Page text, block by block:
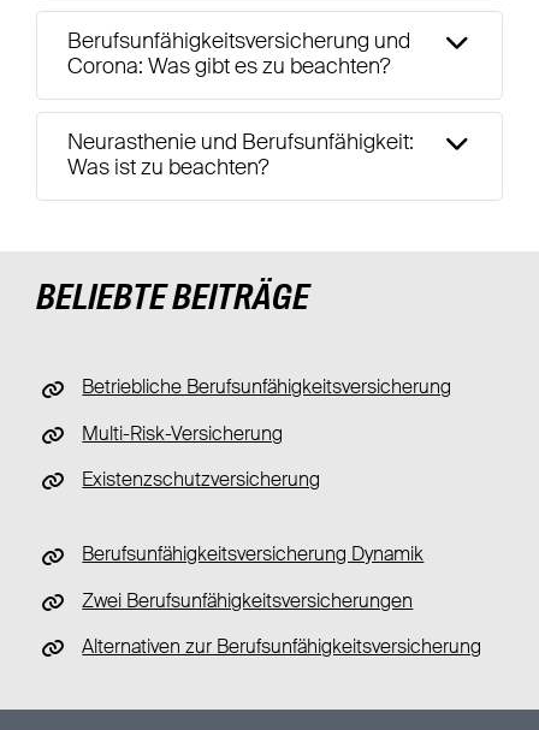
Berufsunfähigkeitsversicherung und
Corona: Was gibt es zu beachten?
Neurasthenie und Berufsunfähigkeit:
Was ist zu beachten?
BELIEBTE BEITRÄGE
Betriebliche Berufsunfähigkeitsversicherung
Multi-Risk-Versicherung
Existenzschutzversicherung
Berufsunfähigkeitsversicherung Dynamik
Zwei Berufsunfähigkeitsversicherungen
Alternativen zur Berufsunfähigkeitsversicherung